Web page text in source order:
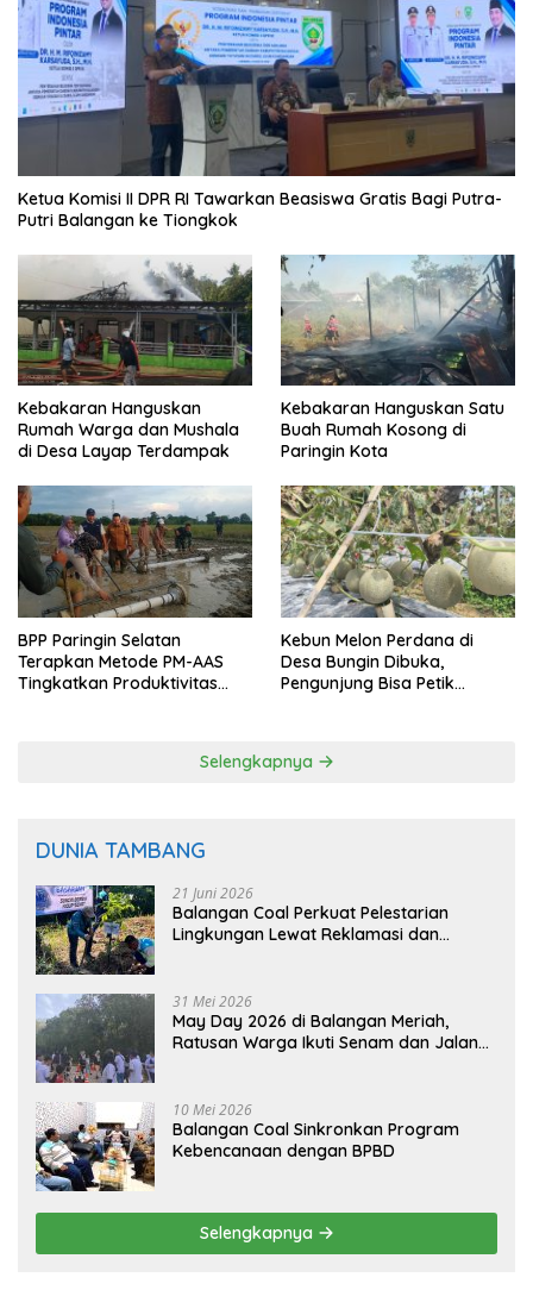
Ketua Komisi II DPR RI Tawarkan Beasiswa Gratis Bagi Putra-
Putri Balangan ke Tiongkok
Kebakaran Hanguskan
Rumah Warga dan Mushala
di Desa Layap Terdampak
Kebakaran Hanguskan Satu
Buah Rumah Kosong di
Paringin Kota
BPP Paringin Selatan
Terapkan Metode PM-AAS
Tingkatkan Produktivitas
Kebun Melon Perdana di
Desa Bungin Dibuka,
Pengunjung Bisa Petik
Selengkapnya
DUNIA TAMBANG
21 Juni 2026
Balangan Coal Perkuat Pelestarian
Lingkungan Lewat Reklamasi dan
31 Mei 2026
May Day 2026 di Balangan Meriah,
Ratusan Warga Ikuti Senam dan Jalan
10 Mei 2026
Balangan Coal Sinkronkan Program
Kebencanaan dengan BPBD
Selengkapnya